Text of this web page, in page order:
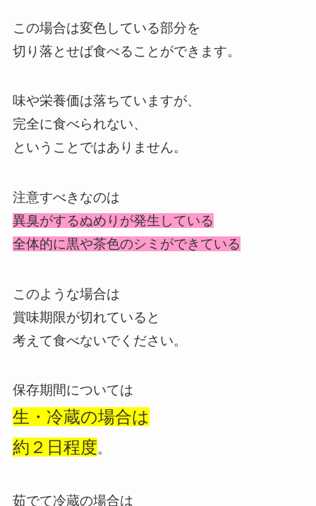
この場合は変色している部分を
切り落とせば食べることができます。
味や栄養価は落ちていますが、
完全に食べられない、
ということではありません。
注意すべきなのは
異臭がするぬめりが発生している
全体的に黒や茶色のシミができている
このような場合は
賞味期限が切れていると
考えて食べないでください。
保存期間については
生・冷蔵の場合は
約２日程度。
茹でて冷蔵の場合は